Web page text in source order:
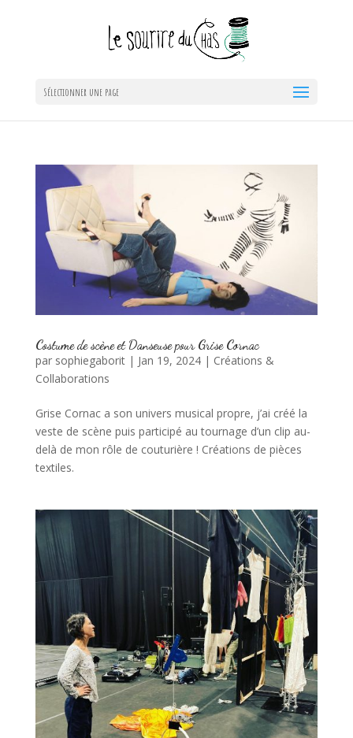
Sélectionner une page
Costume de scène et Danseuse pour Grise Cornac
par sophiegaborit| Jan 19, 2024| Créations &
Collaborations
Grise Cornac a son univers musical propre, j’ai créé la
veste de scène puis participé au tournage d’un clip au-
delà de mon rôle de couturière ! Créations de pièces
textiles.